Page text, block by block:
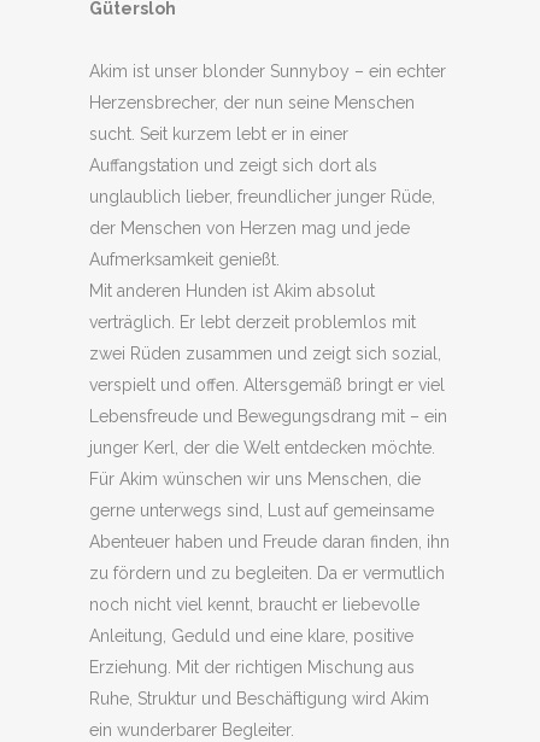
Gütersloh
Akim ist unser blonder Sunnyboy – ein echter
Herzensbrecher, der nun seine Menschen
sucht. Seit kurzem lebt er in einer
Auffangstation und zeigt sich dort als
unglaublich lieber, freundlicher junger Rüde,
der Menschen von Herzen mag und jede
Aufmerksamkeit genießt.
Mit anderen Hunden ist Akim absolut
verträglich. Er lebt derzeit problemlos mit
zwei Rüden zusammen und zeigt sich sozial,
verspielt und offen. Altersgemäß bringt er viel
Lebensfreude und Bewegungsdrang mit – ein
junger Kerl, der die Welt entdecken möchte.
Für Akim wünschen wir uns Menschen, die
gerne unterwegs sind, Lust auf gemeinsame
Abenteuer haben und Freude daran finden, ihn
zu fördern und zu begleiten. Da er vermutlich
noch nicht viel kennt, braucht er liebevolle
Anleitung, Geduld und eine klare, positive
Erziehung. Mit der richtigen Mischung aus
Ruhe, Struktur und Beschäftigung wird Akim
ein wunderbarer Begleiter.